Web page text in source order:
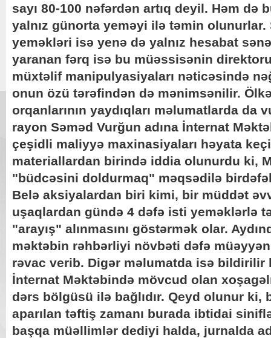
sayı 80-100 nəfərdən artıq deyil. Həm də
yalnız günorta yeməyi ilə təmin olunurlar.
yeməkləri isə yenə də yalnız hesabat
yaranan fərq isə bu müəssisənin
müxtəlif manipulyasiyaları nəticəsində
onun özü tərəfindən də mənimsənilir.
orqanlarının yaydıqları məlumatlarda da
rayon Səməd Vurğun adına İnternat
çeşidli maliyyə maxinasiyaları həyata
materiallardan birində iddia olunurdu ki,
"büdcəsini doldurmaq" məqsədilə
Belə aksiyalardan biri kimi, bir müddət
uşaqlardan gündə 4 dəfə isti yeməklərlə
"arayış" alınmasını göstərmək olar.
məktəbin rəhbərliyi növbəti dəfə
rəvac verib. Digər məlumatda isə bildirilir
İnternat Məktəbində mövcud olan
dərs bölgüsü ilə bağlıdır. Qeyd olunur ki,
aparılan təftiş zamanı burada ibtidai
başqa müəllimlər dediyi halda, jurnalda